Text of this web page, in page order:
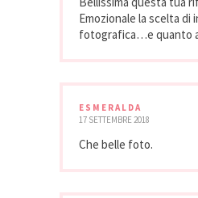
Emozionale la scelta
fotografica…e quanto
ESMERALDA
17 SETTEMBRE 2018
Che belle foto.